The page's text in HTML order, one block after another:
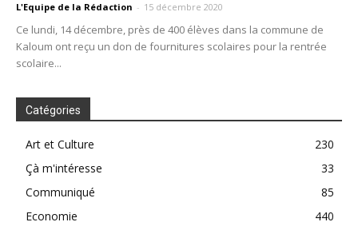
L'Equipe de la Rédaction - 15 décembre 2020
Ce lundi, 14 décembre, près de 400 élèves dans la commune de
Kaloum ont reçu un don de fournitures scolaires pour la rentrée
scolaire...
Catégories
Art et Culture
230
Çà m'intéresse
33
Communiqué
85
Economie
440